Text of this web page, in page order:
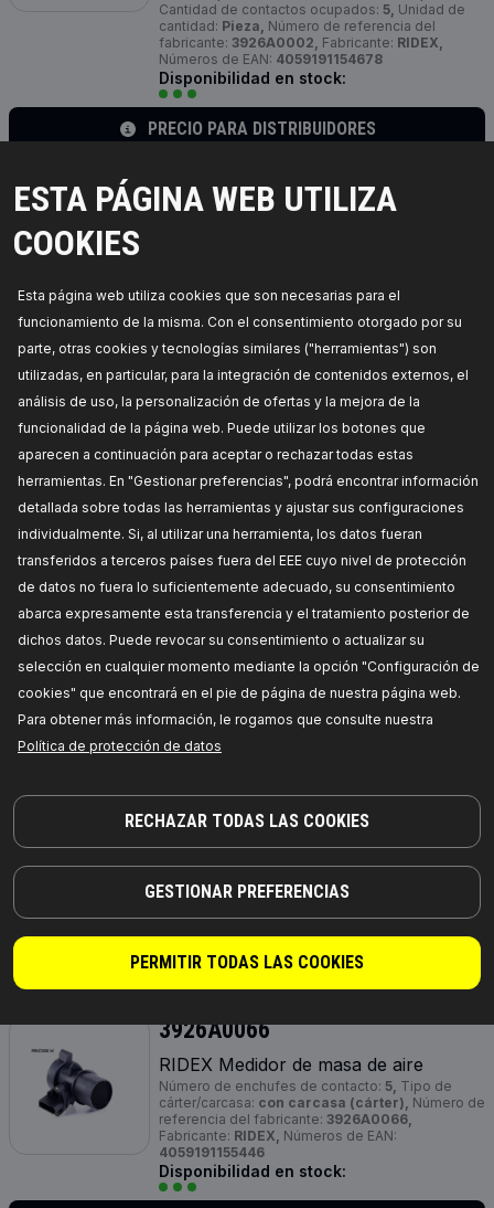
ESTA PÁGINA WEB UTILIZA
COOKIES
Esta página web utiliza cookies que son necesarias para el
funcionamiento de la misma. Con el consentimiento otorgado por su
parte, otras cookies y tecnologías similares ("herramientas") son
utilizadas, en particular, para la integración de contenidos externos, el
análisis de uso, la personalización de ofertas y la mejora de la
funcionalidad de la página web. Puede utilizar los botones que
aparecen a continuación para aceptar o rechazar todas estas
herramientas. En "Gestionar preferencias", podrá encontrar información
detallada sobre todas las herramientas y ajustar sus configuraciones
individualmente. Si, al utilizar una herramienta, los datos fueran
transferidos a terceros países fuera del EEE cuyo nivel de protección
de datos no fuera lo suficientemente adecuado, su consentimiento
abarca expresamente esta transferencia y el tratamiento posterior de
dichos datos. Puede revocar su consentimiento o actualizar su
selección en cualquier momento mediante la opción "Configuración de
cookies" que encontrará en el pie de página de nuestra página web.
Para obtener más información, le rogamos que consulte nuestra
Política de protección de datos
RECHAZAR TODAS LAS COOKIES
GESTIONAR PREFERENCIAS
PERMITIR TODAS LAS COOKIES
Cantidad de contactos ocupados: 5, Unidad de
cantidad: Pieza, Número de referencia del
fabricante: 3926A0002, Fabricante: RIDEX,
Números de EAN: 4059191154678
Disponibilidad en stock:
PRECIO PARA DISTRIBUIDORES
3926A0063
fabricante:3926A0063,Fabricante:RIDEX,
Números de EAN:
4059191154821
Disponibilidad en stock:
PRECIO PARA DISTRIBUIDORES
3926A0026
RIDEX Medidor de masa de aire
Tensión [V]: 12,Número de enchufes de contacto:
6,extensión de reparación recomendada:Filtro
(cárter),Diámetro de entrada [mm]:70,
de referencia del fabricante:3926A0026,
Fabricante:
Números de EAN:
4059191155408
Disponibilidad en stock:
PRECIO PARA DISTRIBUIDORES
3926A0008
RIDEX Medidor de masa de aire
(cárter),Artículo complementario / información
referencia del fabricante:3926A0008,
Fabricante: RIDEX,Números de EAN:
Disponibilidad en stock:
PRECIO PARA DISTRIBUIDORES
3926A0066
RIDEX Medidor de masa de aire
Número de enchufes de contacto: 5, Tipo de
cárter/carcasa: con carcasa (cárter), Número de
referencia del fabricante: 3926A0066,
Fabricante: RIDEX, Números de EAN:
4059191155446
Disponibilidad en stock: